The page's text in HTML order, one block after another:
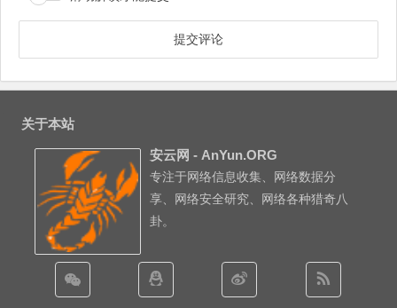
关于本站
安云网 - AnYun.ORG
专注于网络信息收集、网络数据分
享、网络安全研究、网络各种猎奇八
卦。